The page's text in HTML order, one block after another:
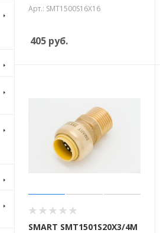
Арт.: SMT1500S16X16
405 руб.
SMART SMT1501S20X3/4M
Крепеж стоек для поручня